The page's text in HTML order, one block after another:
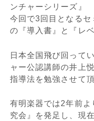
ンチャーシリーズ』
今回で3回目となる
の『導入書』と『レ
日本全国飛び回って
ャー公認講師の井上
指導法を勉強させて
有明楽器では2年前
究会』を発足し、現